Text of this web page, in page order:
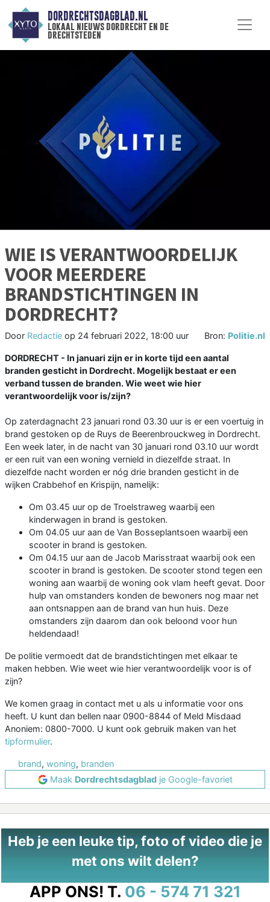
DORDRECHTSDAGBLAD.NL
lokaal nieuws dordrecht en de
drechtsteden
WIE IS VERANTWOORDELIJK
VOOR MEERDERE
BRANDSTICHTINGEN IN
DORDRECHT?
Door Redactie op 24 februari 2022, 18:00 uur Bron: Politie.nl
DORDRECHT - In januari zijn er in korte tijd een aantal
branden gesticht in Dordrecht. Mogelijk bestaat er een
verband tussen de branden. Wie weet wie hier
verantwoordelijk voor is/zijn?
Op zaterdagnacht 23 januari rond 03.30 uur is er een voertuig in
brand gestoken op de Ruys de Beerenbrouckweg in Dordrecht.
Een week later, in de nacht van 30 januari rond 03.10 uur wordt
er een ruit van een woning vernield in diezelfde straat. In
diezelfde nacht worden er nóg drie branden gesticht in de
wijken Crabbehof en Krispijn, namelijk:
Om 03.45 uur op de Troelstraweg waarbij een
kinderwagen in brand is gestoken.
Om 04.05 uur aan de Van Bosseplantsoen waarbij een
scooter in brand is gestoken.
Om 04.15 uur aan de Jacob Marisstraat waarbij ook een
scooter in brand is gestoken. De scooter stond tegen een
woning aan waarbij de woning ook vlam heeft gevat. Door
hulp van omstanders konden de bewoners nog maar net
aan ontsnappen aan de brand van hun huis. Deze
omstanders zijn daarom dan ook beloond voor hun
heldendaad!
De politie vermoedt dat de brandstichtingen met elkaar te
maken hebben. Wie weet wie hier verantwoordelijk voor is of
zijn?
We komen graag in contact met u als u informatie voor ons
heeft. U kunt dan bellen naar 0900-8844 of Meld Misdaad
Anoniem: 0800-7000. U kunt ook gebruik maken van het
tipformulier.
brand, woning, branden
Maak Dordrechtsdagbladje Google-favoriet
Heb je een leuke tip, foto of video die je
met ons wilt delen?
APP ONS! T. 06 - 574 71 321